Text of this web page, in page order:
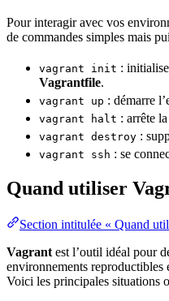
Pour interagir avec vos
de commandes simples mais
vagrant init :
Vagrantfile.
vagrant up : démarre
vagrant halt : arrête
vagrant destroy :
vagrant ssh : se
Quand utiliser
Section intitulée « Quand
Vagrant est l’outil idéal pour
environnements reproductibles
Voici les principales situations